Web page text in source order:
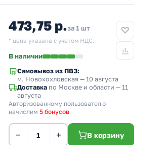
473,75 р.за 1 шт
* цена указана с учетом НДС.
В наличии
Самовывоз из ПВЗ:
м. Новохохловская — 10 августа
Доставка по Москве и области — 11
августа
Авторизованному пользователю
начислим 5 бонусов
− + В корзину